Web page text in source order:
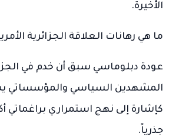
الأخيرة.
ما هي رهانات العلاقة الجزائرية
عودة دبلوماسي سبق أن خدم في
المشهدين السياسي والمؤسساتي
كإشارة إلى نهج استمراري براغماتي
جذرياً.